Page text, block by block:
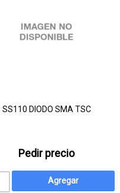
SS110 DIODO SMA TSC
Pedir precio